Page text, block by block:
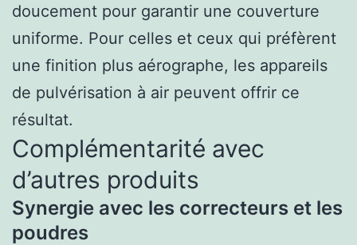
doucement pour garantir une couverture
uniforme. Pour celles et ceux qui préfèrent
une finition plus aérographe, les appareils
de pulvérisation à air peuvent offrir ce
résultat.
Complémentarité avec
d’autres produits
Synergie avec les correcteurs et les
poudres